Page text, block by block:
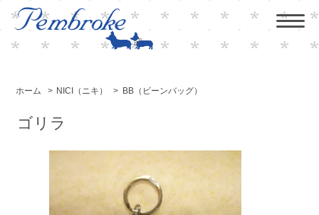
ホーム > NICI（ニキ） > BB（ビーンバッグ）
ゴリラ